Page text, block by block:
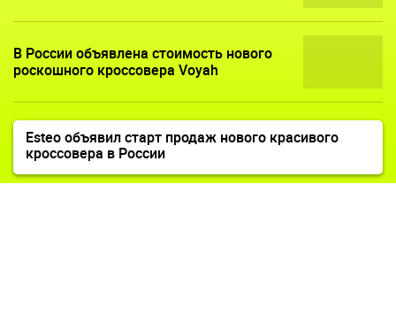
В России объявлена стоимость нового
роскошного кроссовера Voyah
Esteo объявил старт продаж нового красивого
кроссовера в России